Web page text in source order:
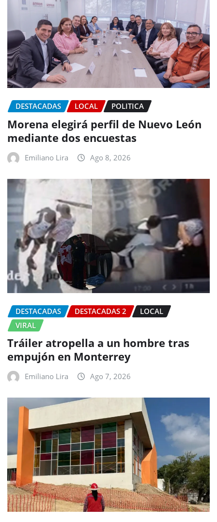
DESTACADAS LOCAL POLITICA
Morena elegirá perfil de Nuevo León
mediante dos encuestas
Emiliano Lira Ago 8, 2026
DESTACADAS DESTACADAS 2
LOCAL
VIRAL
Tráiler atropella a un hombre tras
empujón en Monterrey
Emiliano Lira Ago 7, 2026